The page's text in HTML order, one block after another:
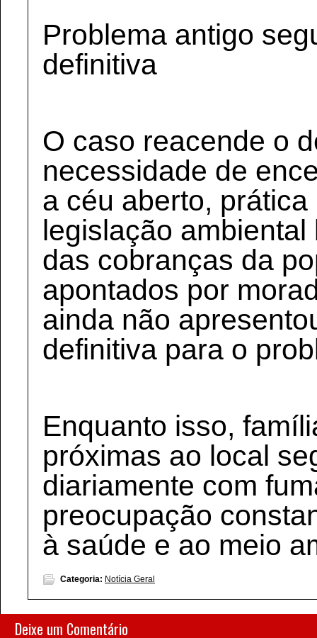
Problema antigo
definitiva
O caso reacende o
necessidade de
a céu aberto,
legislação
das cobranças da
apontados por
ainda não
definitiva para o
Enquanto isso,
próximas ao local
diariamente com
preocupação
à saúde e ao meio
Categoria: Notícia Geral
Deixe um Comentário